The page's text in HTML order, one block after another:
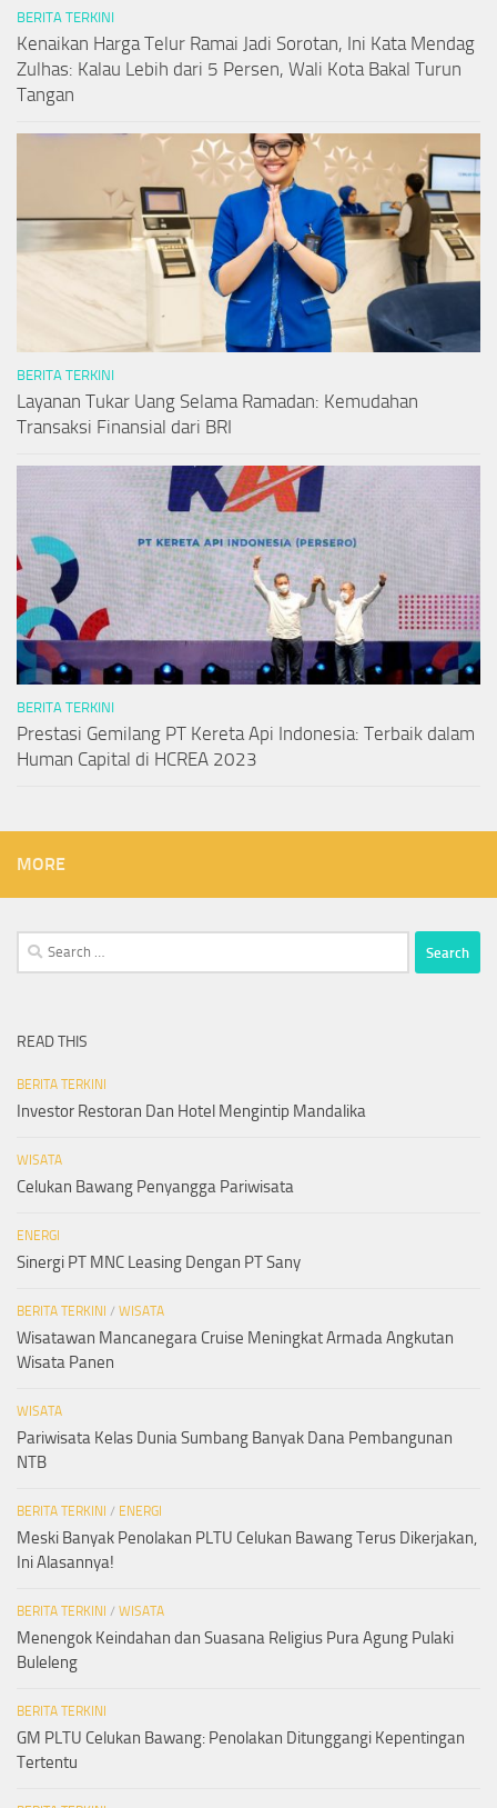
BERITA TERKINI
Kenaikan Harga Telur Ramai Jadi Sorotan, Ini Kata Mendag
Zulhas: Kalau Lebih dari 5 Persen, Wali Kota Bakal Turun
Tangan
BERITA TERKINI
Layanan Tukar Uang Selama Ramadan: Kemudahan
Transaksi Finansial dari BRI
BERITA TERKINI
Prestasi Gemilang PT Kereta Api Indonesia: Terbaik dalam
Human Capital di HCREA 2023
MORE
Search
for:
READ THIS
BERITA TERKINI
Investor Restoran Dan Hotel Mengintip Mandalika
WISATA
Celukan Bawang Penyangga Pariwisata
ENERGI
Sinergi PT MNC Leasing Dengan PT Sany
BERITA TERKINI / WISATA
Wisatawan Mancanegara Cruise Meningkat Armada Angkutan
Wisata Panen
WISATA
Pariwisata Kelas Dunia Sumbang Banyak Dana Pembangunan
NTB
BERITA TERKINI / ENERGI
Meski Banyak Penolakan PLTU Celukan Bawang Terus Dikerjakan,
Ini Alasannya!
BERITA TERKINI / WISATA
Menengok Keindahan dan Suasana Religius Pura Agung Pulaki
Buleleng
BERITA TERKINI
GM PLTU Celukan Bawang: Penolakan Ditunggangi Kepentingan
Tertentu